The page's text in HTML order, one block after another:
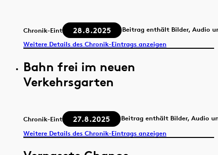
Chronik-Eintrag 28.8.2025
Beitrag enthält Bilder, Audio
Weitere Details des Chronik-Eintrags anzeigen
Bahn frei im neuen
Verkehrsgarten
Chronik-Eintrag 27.8.2025
Beitrag enthält Bilder, Audio
Weitere Details des Chronik-Eintrags anzeigen